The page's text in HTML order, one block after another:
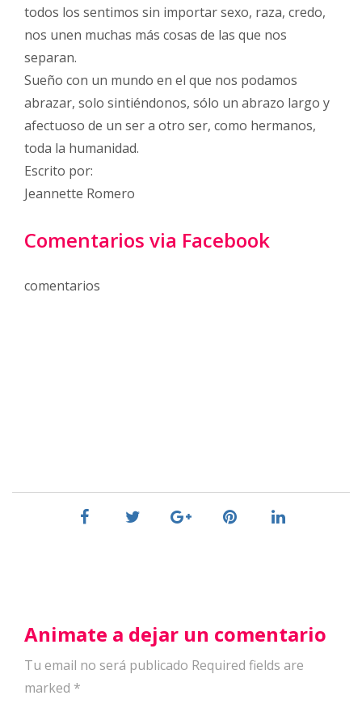
todos los sentimos sin importar sexo, raza, credo,
nos unen muchas más cosas de las que nos
separan.
Sueño con un mundo en el que nos podamos
abrazar, solo sintiéndonos, sólo un abrazo largo y
afectuoso de un ser a otro ser, como hermanos,
toda la humanidad.
Escrito por:
Jeannette Romero
Comentarios via Facebook
comentarios
Animate a dejar un comentario
Tu email no será publicado Required fields are
marked *